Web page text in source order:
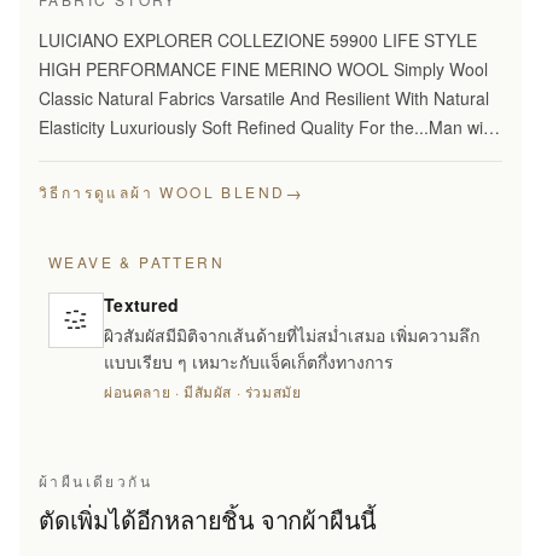
LUICIANO EXPLORER COLLEZIONE 59900 LIFE STYLE
HIGH PERFORMANCE FINE MERINO WOOL Simply Wool
Classic Natural Fabrics Varsatile And Resilient With Natural
Elasticity Luxuriously Soft Refined Quality For the...Man with
Stylish…
วิธีการดูแลผ้า WOOL BLEND →
WEAVE & PATTERN
Textured
ผิวสัมผัสมีมิติจากเส้นด้ายที่ไม่สม่ำเสมอ เพิ่มความลึก
แบบเรียบ ๆ เหมาะกับแจ็คเก็ตกึ่งทางการ
ผ่อนคลาย · มีสัมผัส · ร่วมสมัย
ผ้าผืนเดียวกัน
ตัดเพิ่มได้อีกหลายชิ้น จากผ้าผืนนี้